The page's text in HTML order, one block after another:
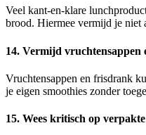
Veel kant-en-klare
brood. Hiermee vermijd je niet
14. Vermijd vruchtensappen
Vruchtensappen en frisdrank
je eigen smoothies zonder
15. Wees kritisch op